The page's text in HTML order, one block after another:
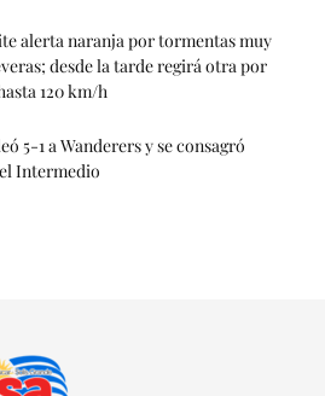
alerta naranja por tormentas muy
desde la tarde regirá otra por
120 km/h
5-1 a Wanderers y se consagró
Intermedio